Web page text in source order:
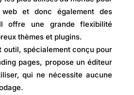
et donc également des
offre une grande flexibilité
thèmes et plugins.
outil, spécialement conçu pour
pages, propose un éditeur
qui ne nécessite aucune